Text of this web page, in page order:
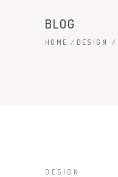
BLOG
HOME / DESIGN /
DESIGN